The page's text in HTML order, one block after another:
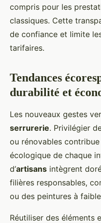
compris pour les
classiques. Cette
de confiance et limite
tarifaires.
Tendances
durabilité et
Les nouveaux gestes
serrurerie. Privilégier
ou rénovables contribue
écologique de chaque
d’artisans intègrent
filières responsables,
ou des peintures à faible
Réutiliser des éléments